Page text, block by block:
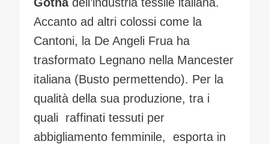
Accanto ad altri colossi come la
Cantoni, la De Angeli Frua ha
trasformato Legnano nella Mancester
italiana (Busto permettendo). Per la
qualità della sua produzione, tra i
quali raffinati tessuti per
abbigliamento femminile, esporta in